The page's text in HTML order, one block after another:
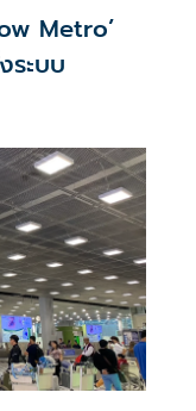
Metro’
ระบบ